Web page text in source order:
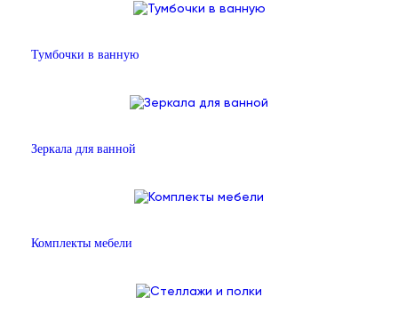
Тумбочки в ванную
Зеркала для ванной
Комплекты мебели